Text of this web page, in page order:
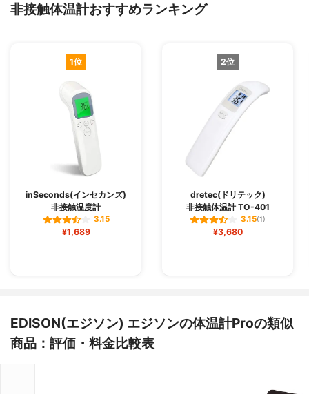
非接触体温計おすすめランキング
1位
inSeconds(インセカンズ)
非接触温度計
3.15
¥1,689
2位
dretec(ドリテック)
非接触体温計 TO-401
3.15(1)
¥3,680
EDISON(エジソン) エジソンの体温計Proの類似
商品：評価・料金比較表